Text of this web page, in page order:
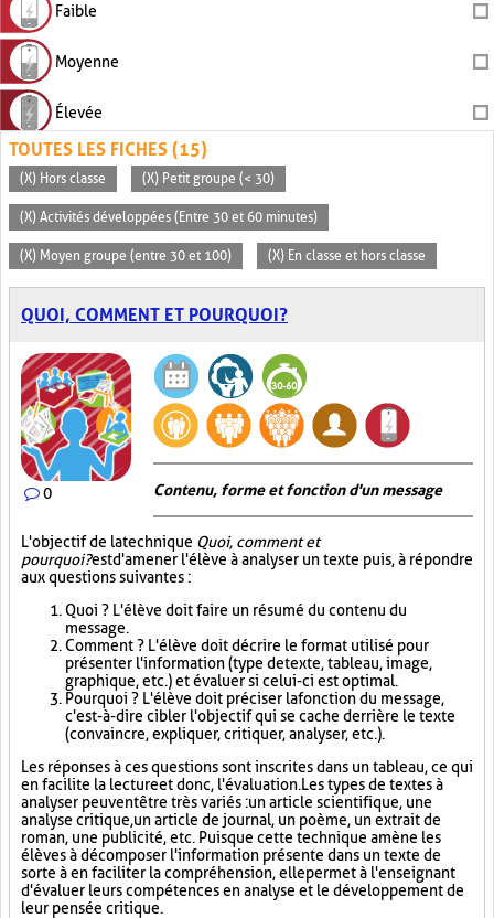
Faible
Moyenne
Élevée
TOUTES LES FICHES (15)
(X) Hors classe (X) Petit groupe (< 30)
(X) Activités développées (Entre 30 et 60 minutes)
(X) Moyen groupe (entre 30 et 100) (X) En classe et hors classe
QUOI, COMMENT ET POURQUOI?
0 Contenu, forme et fonction d'un message
L'objectif de la technique Quoi, comment et
pourquoi?est d'amener l'élève à analyser un texte puis, à répondre
aux questions suivantes :
Quoi ? L'élève doit faire un résumé du contenu du
message.
Comment ? L'élève doit décrire le format utilisé pour
présenter l'information (type de texte, tableau, image,
graphique, etc.) et évaluer si celui-ci est optimal.
Pourquoi ? L'élève doit préciser la fonction du message,
c'est-à-dire cibler l'objectif qui se cache derrière le texte
(convaincre, expliquer, critiquer, analyser, etc.).
Les réponses à ces questions sont inscrites dans un tableau, ce qui
en facilite la lecture et donc, l'évaluation. Les types de textes à
analyser peuvent être très variés : un article scientifique, une
analyse critique, un article de journal, un poème, un extrait de
roman, une publicité, etc. Puisque cette technique amène les
élèves à décomposer l'information présente dans un texte de
sorte à en faciliter la compréhension, elle permet à l'enseignant
d'évaluer leurs compétences en analyse et le développement de
leur pensée critique.